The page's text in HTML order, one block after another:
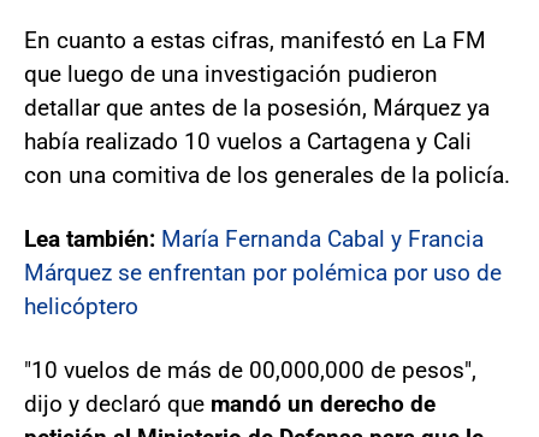
En cuanto a estas cifras, manifestó en La FM
que luego de una investigación pudieron
detallar que antes de la posesión, Márquez ya
había realizado 10 vuelos a Cartagena y Cali
con una comitiva de los generales de la policía.
Lea también: María Fernanda Cabal y Francia
Márquez se enfrentan por polémica por uso de
helicóptero
"10 vuelos de más de 00,000,000 de pesos",
dijo y declaró que mandó un derecho de